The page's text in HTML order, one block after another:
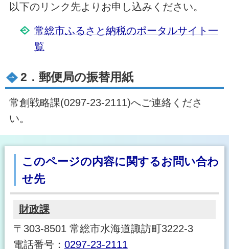
以下のリンク先よりお申し込みください。
常総市ふるさと納税のポータルサイト一
覧
2．郵便局の振替用紙
常創戦略課(0297-23-2111)へご連絡くださ
い。
このページの内容に関するお問い合わ
せ先
財政課
〒303-8501 常総市水海道諏訪町3222-3
電話番号： 0297-23-2111